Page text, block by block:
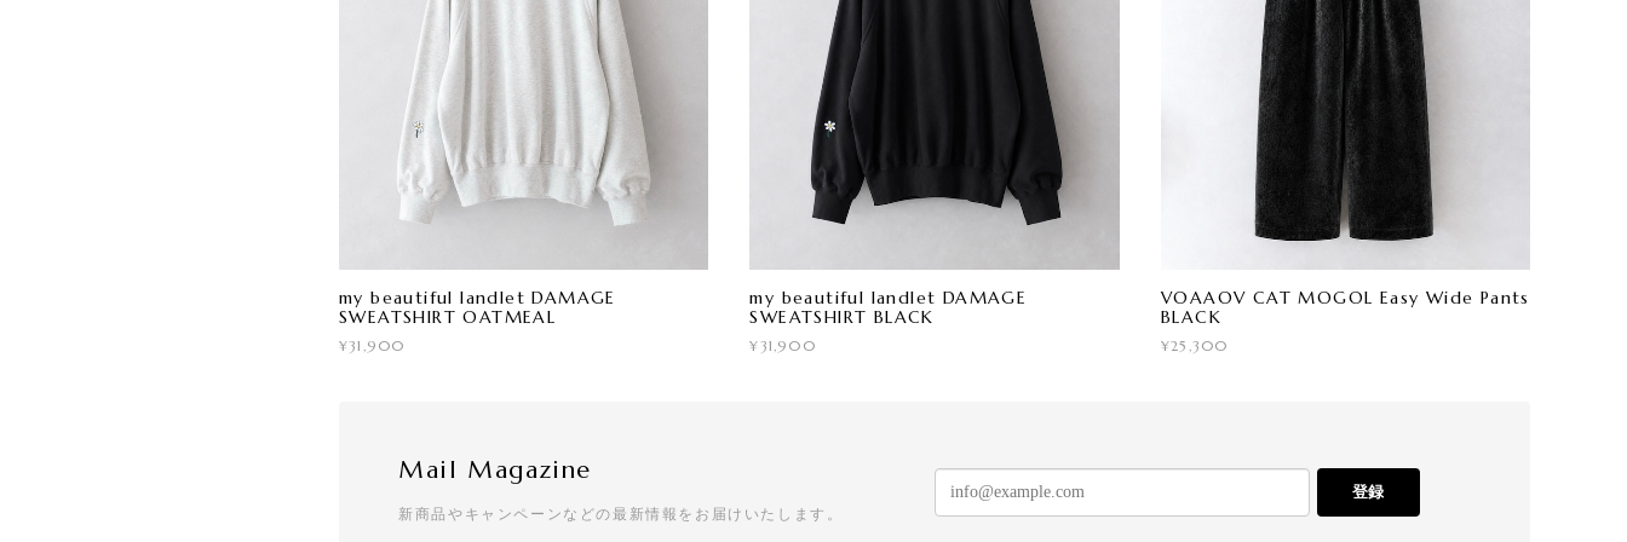
my beautiful landlet DAMAGE
SWEATSHIRT OATMEAL
¥31,900
my beautiful landlet DAMAGE
SWEATSHIRT BLACK
¥31,900
VOAAOV CAT MOGOL Easy Wide Pants
BLACK
¥25,300
Mail Magazine
新商品やキャンペーンなどの最新情報をお届けいたします。
登録